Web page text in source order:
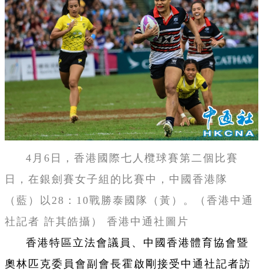
4月6日，香港國際七人欖球賽第二個比賽
日，在銀劍賽女子組的比賽中，中國香港隊
（藍）以28：10戰勝泰國隊（黃）。（香港中通
社記者 許其皓攝） 香港中通社圖片
香港特區立法會議員、中國香港體育協會暨
奧林匹克委員會副會長霍啟剛接受中通社記者訪